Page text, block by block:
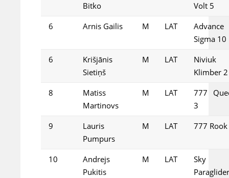
Bitko
Volt 5
6
Arnis Gailis M LAT
Advance
Sigma 10
6
Krišjānis
Sietiņš
M LAT
Niviuk
Klimber 2
8
Matiss
Martinovs
M LAT
777
3
9
Lauris
Pumpurs
M LAT 777
10
Andrejs
Pukitis
M LAT
Sky